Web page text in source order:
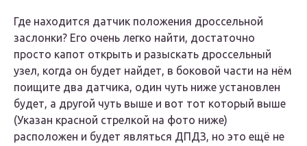
Где находится датчик положения дроссельной
заслонки? Его очень легко найти, достаточно
просто капот открыть и разыскать дроссельный
узел, когда он будет найдет, в боковой части на нём
поищите два датчика, один чуть ниже установлен
будет, а другой чуть выше и вот тот который выше
(Указан красной стрелкой на фото ниже)
расположен и будет являться ДПДЗ, но это ещё не